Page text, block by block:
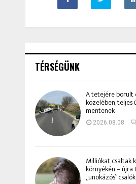
TÉRSÉGÜNK
A tetejére borult
közelében,
mentenek
2026.08.08.
Milliókat csaltak
környékén –
„unokázós” csalók